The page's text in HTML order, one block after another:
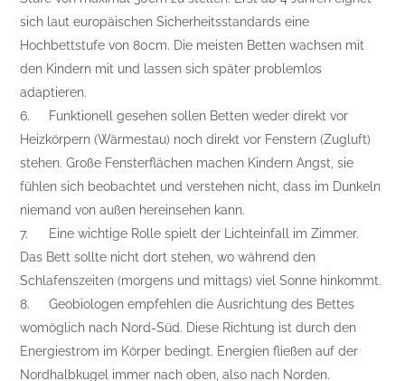
sich laut europäischen Sicherheitsstandards eine
Hochbettstufe von 80cm. Die meisten Betten wachsen mit
den Kindern mit und lassen sich später problemlos
adaptieren.
6.
Funktionell gesehen sollen Betten weder direkt vor
Heizkörpern (Wärmestau) noch direkt vor Fenstern (Zugluft)
stehen. Große Fensterflächen machen Kindern Angst, sie
fühlen sich beobachtet und verstehen nicht, dass im Dunkeln
niemand von außen hereinsehen kann.
7.
Eine wichtige Rolle spielt der Lichteinfall im Zimmer.
Das Bett sollte nicht dort stehen, wo während den
Schlafenszeiten (morgens und mittags) viel Sonne hinkommt.
8.
Geobiologen empfehlen die Ausrichtung des Bettes
womöglich nach Nord-Süd. Diese Richtung ist durch den
Energiestrom im Körper bedingt. Energien fließen auf der
Nordhalbkugel immer nach oben, also nach Norden.